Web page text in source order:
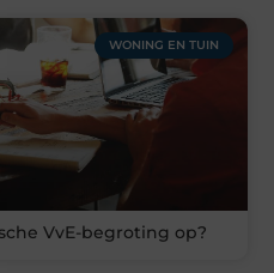
WONING EN TUIN
VvE-begroting op?